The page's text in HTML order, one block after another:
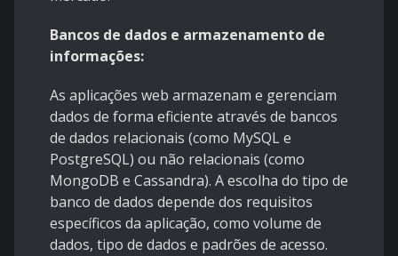
Bancos de dados e armazenamento de
informações:
As aplicações web armazenam e gerenciam
dados de forma eficiente através de bancos
de dados relacionais (como MySQL e
PostgreSQL) ou não relacionais (como
MongoDB e Cassandra). A escolha do tipo de
banco de dados depende dos requisitos
específicos da aplicação, como volume de
dados, tipo de dados e padrões de acesso.